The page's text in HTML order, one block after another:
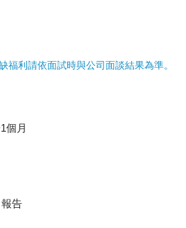
利請依面試時與公司面談結果為準。
個月
告